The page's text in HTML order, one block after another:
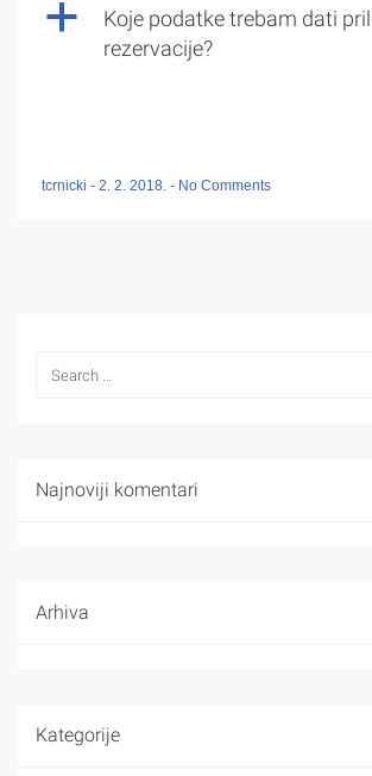
a
Koje podatke trebam dati
rezervacije?
tcrnicki - 2. 2. 2018. - No Comments
Najnoviji komentari
Arhiva
Kategorije